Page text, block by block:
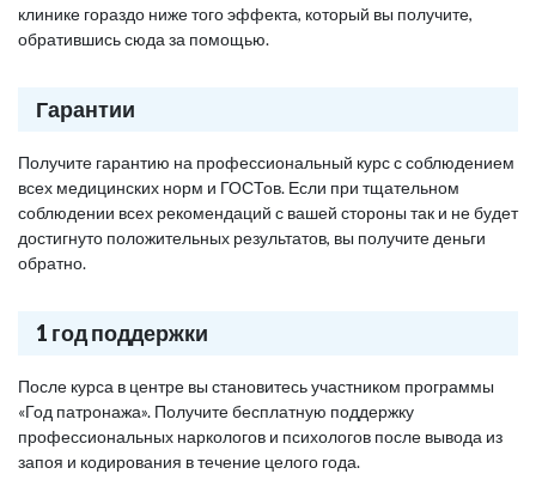
клинике гораздо ниже того эффекта, который вы получите,
обратившись сюда за помощью.
Гарантии
Получите гарантию на профессиональный курс с соблюдением
всех медицинских норм и ГОСТов. Если при тщательном
соблюдении всех рекомендаций с вашей стороны так и не будет
достигнуто положительных результатов, вы получите деньги
обратно.
1 год поддержки
После курса в центре вы становитесь участником программы
«Год патронажа». Получите бесплатную поддержку
профессиональных наркологов и психологов после вывода из
запоя и кодирования в течение целого года.